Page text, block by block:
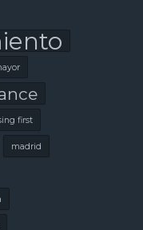
first
madrid